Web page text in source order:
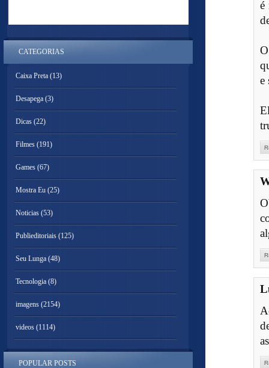
é
e
CATEGORIAS
Caixa Preta (13)
Desapega (3)
Dicas (22)
Filmes (191)
Games (67)
Mostra Eu (25)
Noticias (53)
Publieditoriais (125)
Seu Lunga (48)
Tecnologia (8)
imagens (2154)
videos (1114)
POPULAR POSTS